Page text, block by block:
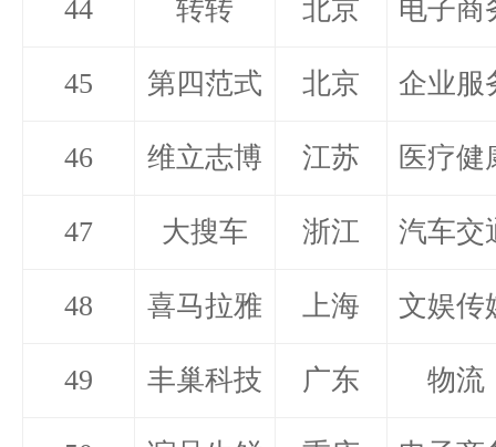
44 转转 北京 电子商
45 第四范式 北京 企业服
46 维立志博 江苏 医疗健
47 大搜车 浙江 汽车交
48 喜马拉雅 上海 文娱传
49 丰巢科技 广东 物流